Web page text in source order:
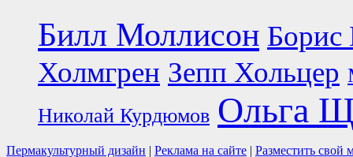
Билл Моллисон Борис
Холмгрен Зепп Хольцер
Николай Курдюмов Ольга
Пермакультурный дизайн | Реклама на сайте | Разместить свой